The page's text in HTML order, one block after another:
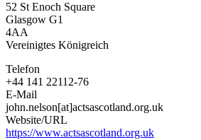
Aktion
südliche
52 St Enoch Square
Glasgow G1
4AA
Vereinigtes Königreich
Telefon
+44 141 22112-76
E-Mail
john.nelson[at]actsascotland.org.uk
Website/URL
https://www.actsascotland.org.uk